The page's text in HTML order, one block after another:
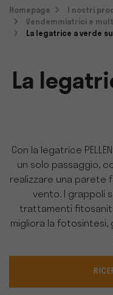
Homepage I nostri
Vendemmiatrici e
La legatrice a verde
La
Con la legatrice
un solo passaggio,
realizzare una parete
vento. I grappoli
trattamenti
migliora la fotosintesi,